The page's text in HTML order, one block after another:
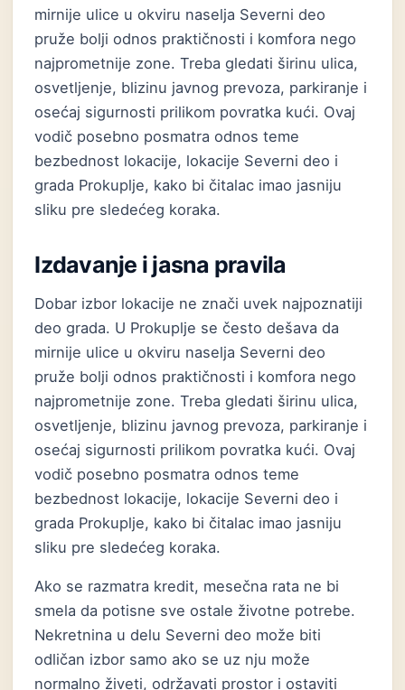
mirnije ulice u okviru naselja Severni deo
pruže bolji odnos praktičnosti i komfora nego
najprometnije zone. Treba gledati širinu ulica,
osvetljenje, blizinu javnog prevoza, parkiranje i
osećaj sigurnosti prilikom povratka kući. Ovaj
vodič posebno posmatra odnos teme
bezbednost lokacije, lokacije Severni deo i
grada Prokuplje, kako bi čitalac imao jasniju
sliku pre sledećeg koraka.
Izdavanje i jasna pravila
Dobar izbor lokacije ne znači uvek najpoznatiji
deo grada. U Prokuplje se često dešava da
mirnije ulice u okviru naselja Severni deo
pruže bolji odnos praktičnosti i komfora nego
najprometnije zone. Treba gledati širinu ulica,
osvetljenje, blizinu javnog prevoza, parkiranje i
osećaj sigurnosti prilikom povratka kući. Ovaj
vodič posebno posmatra odnos teme
bezbednost lokacije, lokacije Severni deo i
grada Prokuplje, kako bi čitalac imao jasniju
sliku pre sledećeg koraka.
Ako se razmatra kredit, mesečna rata ne bi
smela da potisne sve ostale životne potrebe.
Nekretnina u delu Severni deo može biti
odličan izbor samo ako se uz nju može
normalno živeti, održavati prostor i ostaviti